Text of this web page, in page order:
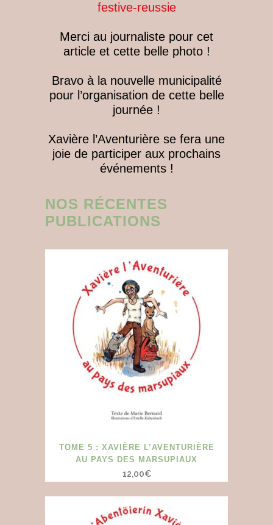
festive-reussie
Merci au journaliste pour cet
article et cette belle photo !
Bravo à la nouvelle municipalité
pour l’organisation de cette belle
journée !
Xavière l’Aventurière se fera une
joie de participer aux prochains
événements !
NOS RÉCENTES
PUBLICATIONS
TOME 5 : XAVIÈRE L’AVENTURIÈRE
AU PAYS DES MARSUPIAUX
12,00€